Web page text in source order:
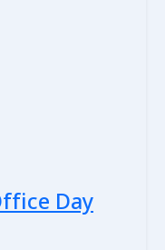
Day